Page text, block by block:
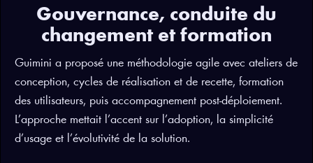
Gouvernance, conduite du
changement et formation
Guimini a proposé une méthodologie agile avec ateliers de
conception, cycles de réalisation et de recette, formation
des utilisateurs, puis accompagnement post-déploiement.
L’approche mettait l’accent sur l’adoption, la simplicité
d’usage et l’évolutivité de la solution.